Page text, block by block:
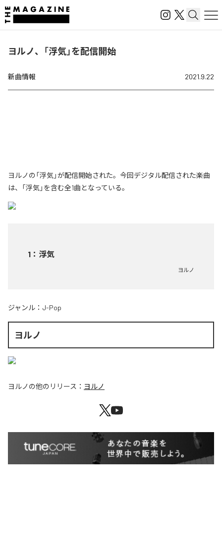
ヨルノ、「浮気」を配信開始
新曲情報 2021.9.22
ヨルノの「浮気」が配信開始された。今回デジタル配信された楽曲
は、「浮気」を含む全1曲となっている。
1 ： 浮気
ヨルノ
ジャンル： J-Pop
ヨルノ
ヨルノ の他のリリース： ヨルノ